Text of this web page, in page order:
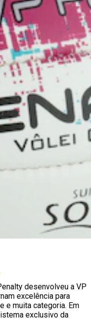
desenvolveu a VP
excelência para
e muita categoria. Em
exclusivo da